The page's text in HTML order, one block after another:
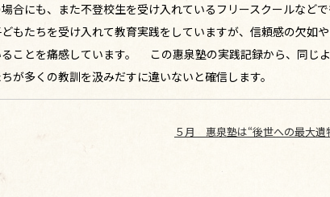
合にも、また不登校生を受け入れているフリースクールなど
もたちを受け入れて教育実践をしていますが、信頼感の欠如
ことを痛感しています。 この惠泉塾の実践記録から、同じよ
が多くの教訓を汲みだすに違いないと確信します。
５月 惠泉塾は“後世への最大